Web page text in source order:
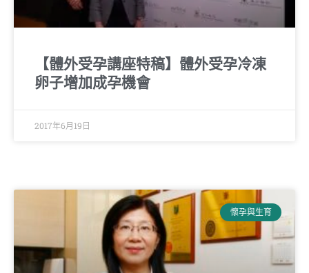
【體外受孕講座特稿】體外受孕冷凍
卵子增加成孕機會
2017年6月19日
懷孕與生育